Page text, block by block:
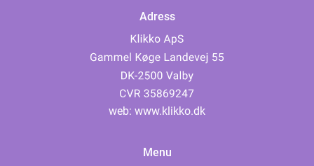
Adress
web: www.klikko.dk
Menu